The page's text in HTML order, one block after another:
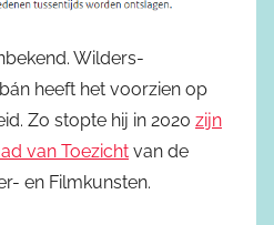
Wilders-
heeft het voorzien op
Zo stopte hij in 2020 zijn
van Toezicht van de
en Filmkunsten.